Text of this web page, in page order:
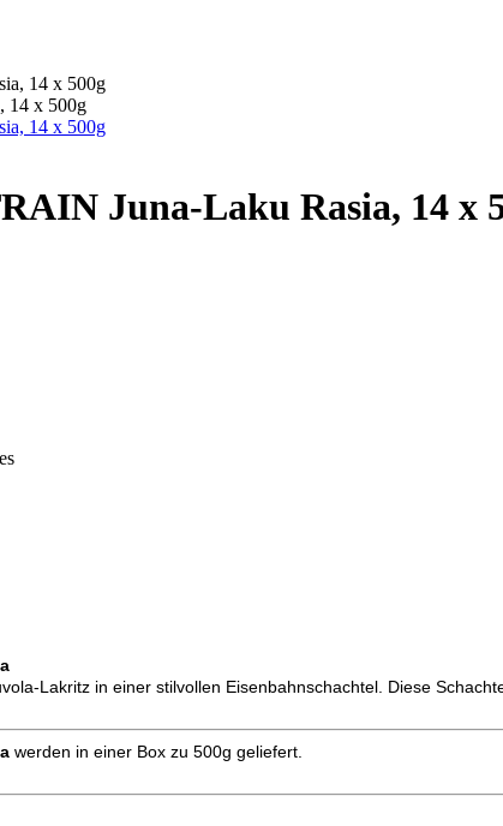
14 x 500g
Juna-Laku Rasia, 14 x
Lakritz in einer stilvollen Eisenbahnschachtel. Diese
werden in einer Box zu 500g geliefert.